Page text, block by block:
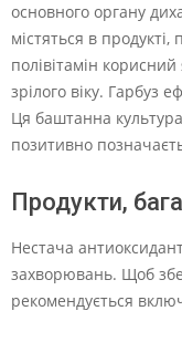
основного органу
містяться в
полівітамін
зрілого віку. Гарбуз
Ця баштанна культура
позитивно
Продукти,
Нестача
захворювань. Щоб
рекомендується